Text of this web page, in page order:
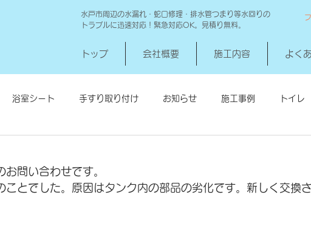
水戸市周辺の水漏れ・蛇口修理・排水管つまり等水回りの
トラブルに迅速対応！緊急対応OK。見積り無料。
トップ 会社概要 施工内容 よく
浴室シート 手すり取り付け お知らせ 施工事例 トイレ
問い合わせです。
ことでした。原因はタンク内の部品の劣化です。新しく交換さ